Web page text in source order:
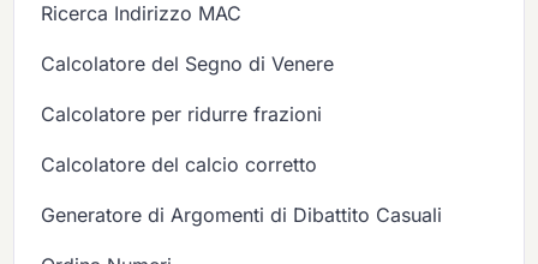
Ricerca Indirizzo MAC
Calcolatore del Segno di Venere
Calcolatore per ridurre frazioni
Calcolatore del calcio corretto
Generatore di Argomenti di Dibattito Casuali